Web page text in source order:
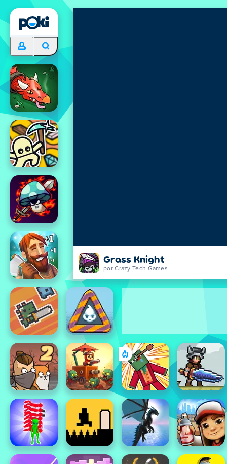
Grass Knight
por Crazy Tech Games